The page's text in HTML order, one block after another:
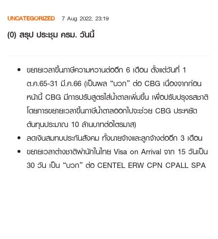
content
UNCATEGORIZED 7 Aug 2022, 23:19
(0) สรุป ประชุม ครม. วันนี้
ขยายเวลาขึ้นภาษีความหวานต่ออีก 6 เดือน ตั้งแต่วันที่ 1
ต.ค.65-31 มี.ค.66 (เป็นผล “บวก” ต่อ CBG เนื่องจากก่อน
หน้านี้ CBG มีการปรับสูตรใส่น้ำตาลเพิ่มขึ้น เพื่อปรับปรุงรสชาติ
โดยการขยายเวลาขึ้นภาษีน้ำตาลออกไปจะช่วย CBG ประหยัด
ต้นทุนประมาณ 10 ล้านบาทต่อไตรมาส)
ลดเงินสมทบประกันสังคม ทั้งนายจ้างและลูกจ้างต่ออีก 3 เดือน
ขยายเวลาต่างชาติพำนักในไทย Visa on Arrival จาก 15 วันเป็น
30 วัน เป็น “บวก” ต่อ CENTEL ERW CPN CPALL SPA